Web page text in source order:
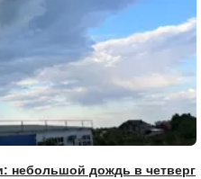
небольшой дождь в четверг